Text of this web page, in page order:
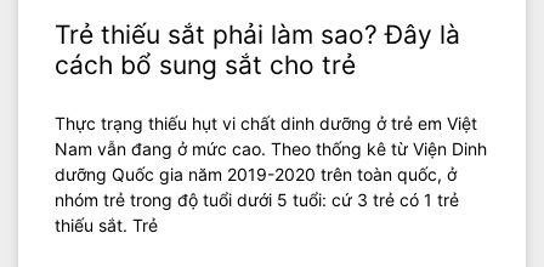
Trẻ thiếu sắt phải làm sao? Đây là
cách bổ sung sắt cho trẻ
Thực trạng thiếu hụt vi chất dinh dưỡng ở trẻ em Việt
Nam vẫn đang ở mức cao. Theo thống kê từ Viện Dinh
dưỡng Quốc gia năm 2019-2020 trên toàn quốc, ở
nhóm trẻ trong độ tuổi dưới 5 tuổi: cứ 3 trẻ có 1 trẻ
thiếu sắt. Trẻ